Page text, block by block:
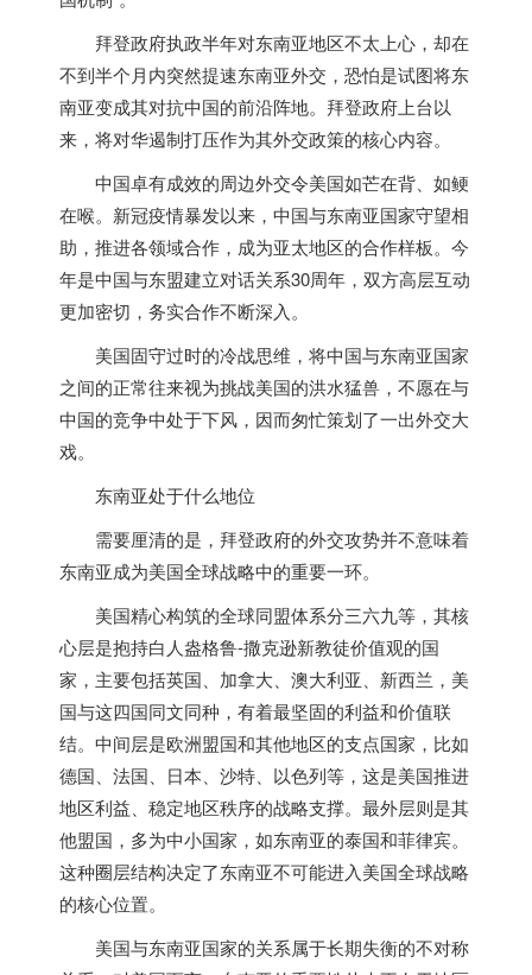
拜登政府执政半年对东南亚地区不太上心，却在
不到半个月内突然提速东南亚外交，恐怕是试图将东
南亚变成其对抗中国的前沿阵地。拜登政府上台以
来，将对华遏制打压作为其外交政策的核心内容。
中国卓有成效的周边外交令美国如芒在背、如鲠
在喉。新冠疫情暴发以来，中国与东南亚国家守望相
助，推进各领域合作，成为亚太地区的合作样板。今
年是中国与东盟建立对话关系30周年，双方高层互动
更加密切，务实合作不断深入。
美国固守过时的冷战思维，将中国与东南亚国家
之间的正常往来视为挑战美国的洪水猛兽，不愿在与
中国的竞争中处于下风，因而匆忙策划了一出外交大
戏。
东南亚处于什么地位
需要厘清的是，拜登政府的外交攻势并不意味着
东南亚成为美国全球战略中的重要一环。
美国精心构筑的全球同盟体系分三六九等，其核
心层是抱持白人盎格鲁-撒克逊新教徒价值观的国
家，主要包括英国、加拿大、澳大利亚、新西兰，美
国与这四国同文同种，有着最坚固的利益和价值联
结。中间层是欧洲盟国和其他地区的支点国家，比如
德国、法国、日本、沙特、以色列等，这是美国推进
地区利益、稳定地区秩序的战略支撑。最外层则是其
他盟国，多为中小国家，如东南亚的泰国和菲律宾。
这种圈层结构决定了东南亚不可能进入美国全球战略
的核心位置。
美国与东南亚国家的关系属于长期失衡的不对称